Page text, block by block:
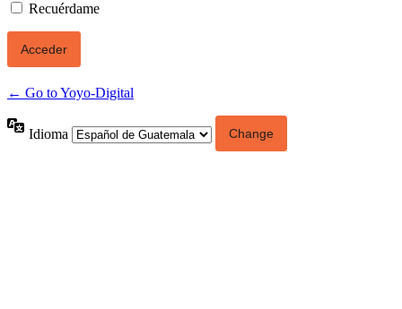
Recuérdame
← Go to Yoyo-Digital
Idioma